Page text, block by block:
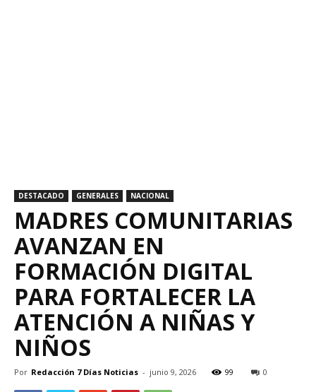
DESTACADO GENERALES NACIONAL
MADRES COMUNITARIAS
AVANZAN EN
FORMACIÓN DIGITAL
PARA FORTALECER LA
ATENCIÓN A NIÑAS Y
NIÑOS
Por Redacción 7 Días Noticias - junio 9, 2026 99 0